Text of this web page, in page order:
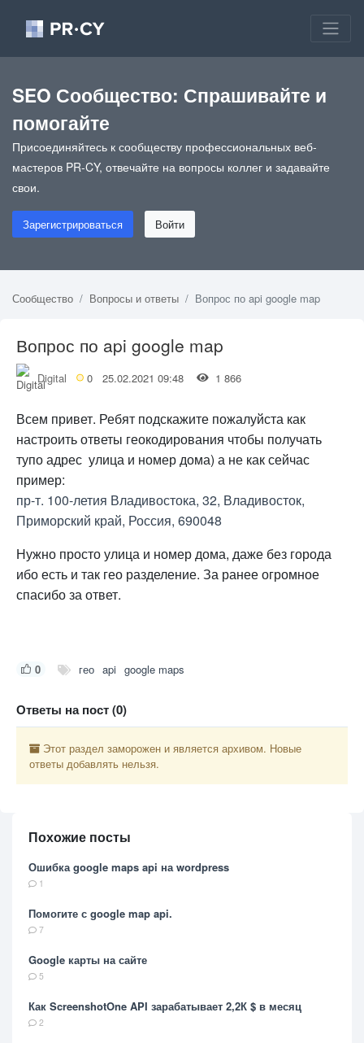
SEO Сообщество: Спрашивайте и
помогайте
Присоединяйтесь к сообществу профессиональных веб-
мастеров PR-CY, отвечайте на вопросы коллег и задавайте
свои.
Зарегистрироваться Войти
Сообщество Вопросы и ответы Вопрос по api google map
Вопрос по api google map
Digital 0 25.02.2021 09:48 1 866
Всем привет. Ребят подскажите пожалуйста как
настроить ответы геокодирования чтобы получать
тупо адрес улица и номер дома) а не как сейчас
пример:
пр-т. 100-летия Владивостока, 32, Владивосток,
Приморский край, Россия, 690048
Нужно просто улица и номер дома, даже без города
ибо есть и так гео разделение. За ранее огромное
спасибо за ответ.
0 гео api google maps
Ответы на пост (0)
Этот раздел заморожен и является архивом. Новые
ответы добавлять нельзя.
Похожие посты
Ошибка google maps api на wordpress
1
Помогите с google map api.
7
Google карты на сайте
5
Как ScreenshotOne API зарабатывает 2,2К $ в месяц
2